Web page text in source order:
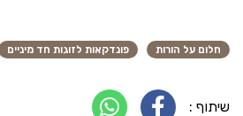
חלום על הורות פונדקאות לזוגות חד מיניים
שיתוף :